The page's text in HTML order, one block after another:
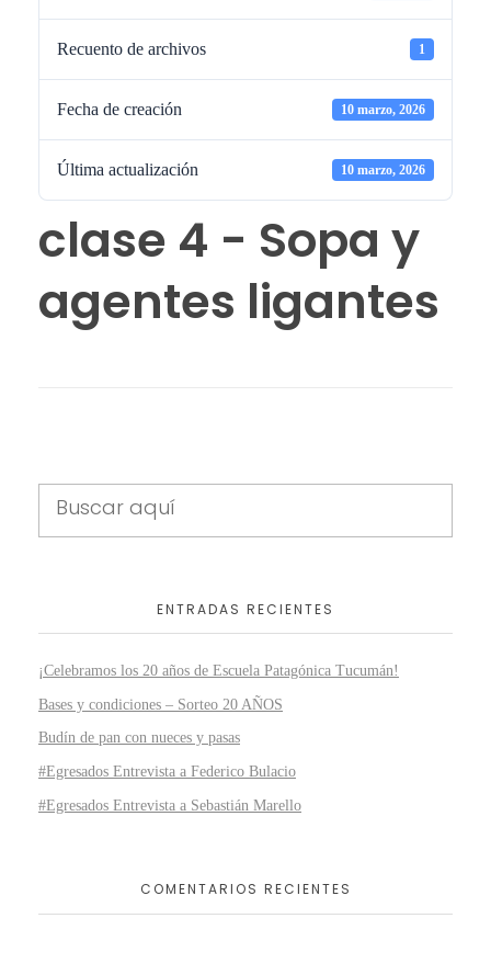
Recuento de archivos 1
Fecha de creación 10 marzo, 2026
Última actualización 10 marzo, 2026
clase 4 - Sopa y
agentes ligantes
ENTRADAS RECIENTES
¡Celebramos los 20 años de Escuela Patagónica Tucumán!
Bases y condiciones – Sorteo 20 AÑOS
Budín de pan con nueces y pasas
#Egresados Entrevista a Federico Bulacio
#Egresados Entrevista a Sebastián Marello
COMENTARIOS RECIENTES